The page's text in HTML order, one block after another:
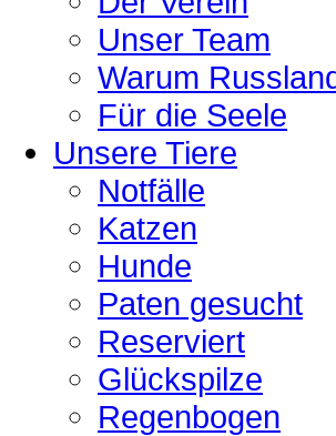
Unser Team
Warum
Für die Seele
Unsere Tiere
Notfälle
Katzen
Hunde
Paten gesucht
Reserviert
Glückspilze
Regenbogen